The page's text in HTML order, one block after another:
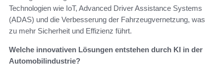
Technologien wie IoT, Advanced Driver Assistance Systems
(ADAS) und die Verbesserung der Fahrzeugvernetzung, was
zu mehr Sicherheit und Effizienz führt.
Welche innovativen Lösungen entstehen durch KI in der
Automobilindustrie?